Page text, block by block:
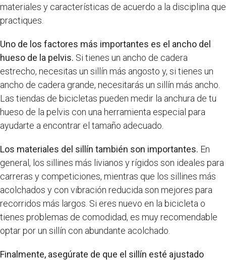
materiales y características de acuerdo a la disciplina que
practiques.
Uno de los factores más importantes es el ancho del
hueso de la pelvis. Si tienes un ancho de cadera
estrecho, necesitas un sillín más angosto y, si tienes un
ancho de cadera grande, necesitarás un sillín más ancho.
Las tiendas de bicicletas pueden medir la anchura de tu
hueso de la pelvis con una herramienta especial para
ayudarte a encontrar el tamaño adecuado.
Los materiales del sillín también son importantes. En
general, los sillines más livianos y rígidos son ideales para
carreras y competiciones, mientras que los sillines más
acolchados y con vibración reducida son mejores para
recorridos más largos. Si eres nuevo en la bicicleta o
tienes problemas de comodidad, es muy recomendable
optar por un sillín con abundante acolchado.
Finalmente, asegúrate de que el sillín esté ajustado